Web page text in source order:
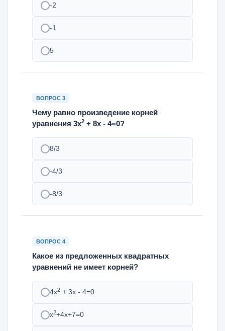
-2
-1
5
ВОПРОС 3
Чему равно произведение корней
уравнения 3х2 + 8х - 4=0?
8/3
-4/3
-8/3
ВОПРОС 4
Какое из предложенных квадратных
уравнений не имеет корней?
4х2 + 3х - 4=0
х2+4х+7=0